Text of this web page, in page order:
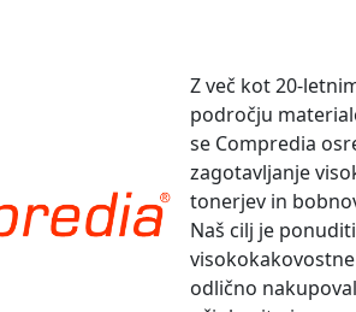
Z več kot 20-
področju
se Compredia
zagotavljanje
tonerjev in
Naš cilj je ponuditi
odlično